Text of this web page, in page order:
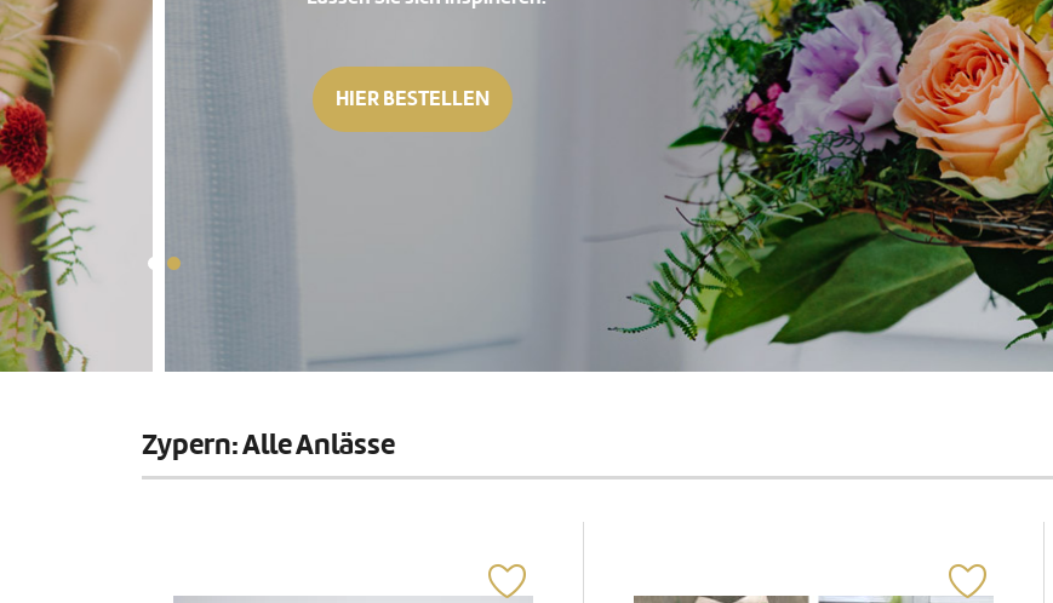
HIER BESTELLEN
Zypern: Alle Anlässe